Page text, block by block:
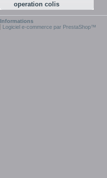
operation colis
Informations
Logiciel e-commerce par PrestaShop™